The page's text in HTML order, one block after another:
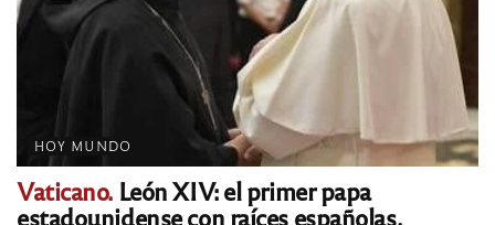
HOY MUNDO
Vaticano. León XIV: el primer papa
estadounidense con raíces españolas,